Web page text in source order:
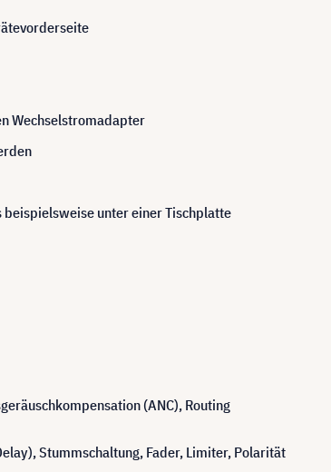
Wechselstromadapter
unter einer Tischplatte
(ANC), Routing
Stummschaltung, Fader, Limiter, Polarität